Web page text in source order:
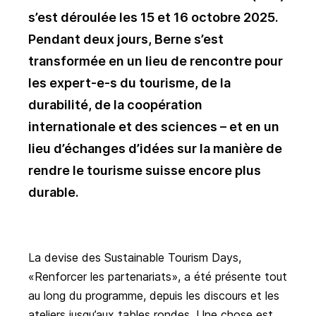
s’est déroulée les 15 et 16 octobre 2025.
Pendant deux jours, Berne s’est
transformée en un lieu de rencontre pour
les expert-e-s du tourisme, de la
durabilité, de la coopération
internationale et des sciences – et en un
lieu d’échanges d’idées sur la manière de
rendre le tourisme suisse encore plus
durable.
La devise des Sustainable Tourism Days,
«Renforcer les partenariats», a été présente tout
au long du programme, depuis les discours et les